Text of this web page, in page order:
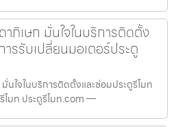
ภิเษก มั่นใจในบริการติดตั้ง
ารรับเปลี่ยนมอเตอร์ประตู
นใจในบริการติดตั้งและซ่อมประตูรีโมท
โมท ประตูรีโมท.com —